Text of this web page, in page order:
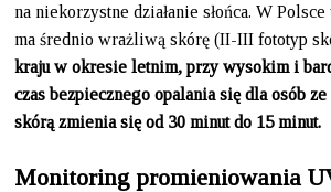
na niekorzystne działanie słońca. W
ma średnio wrażliwą skórę (II-III fototyp
kraju w okresie letnim, przy wysokim i
czas bezpiecznego opalania się dla osób
skórą zmienia się od 30 minut do 15 minut.
Monitoring promieniowania